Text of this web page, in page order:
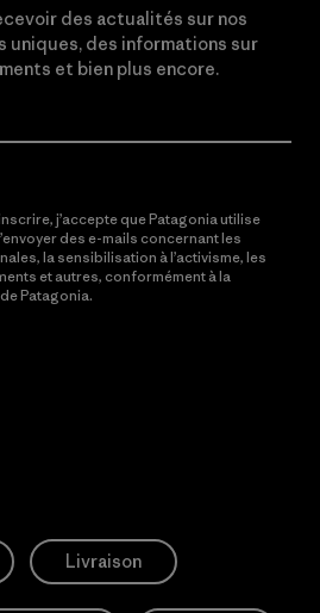
des actualités sur nos
uniques, des informations sur
et bien plus encore.
j’accepte que Patagonia utilise
des e-mails concernant les
la sensibilisation à l’activisme, les
et autres, conformément à la
de Patagonia.
Livraison